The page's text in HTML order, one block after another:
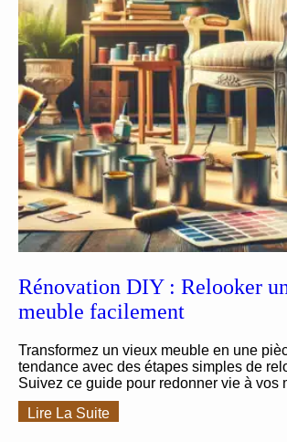
Rénovation DIY : Relooker
meuble facilement
Transformez un vieux meuble en une
tendance avec des étapes simples de
Suivez ce guide pour redonner vie à vos
Lire La Suite